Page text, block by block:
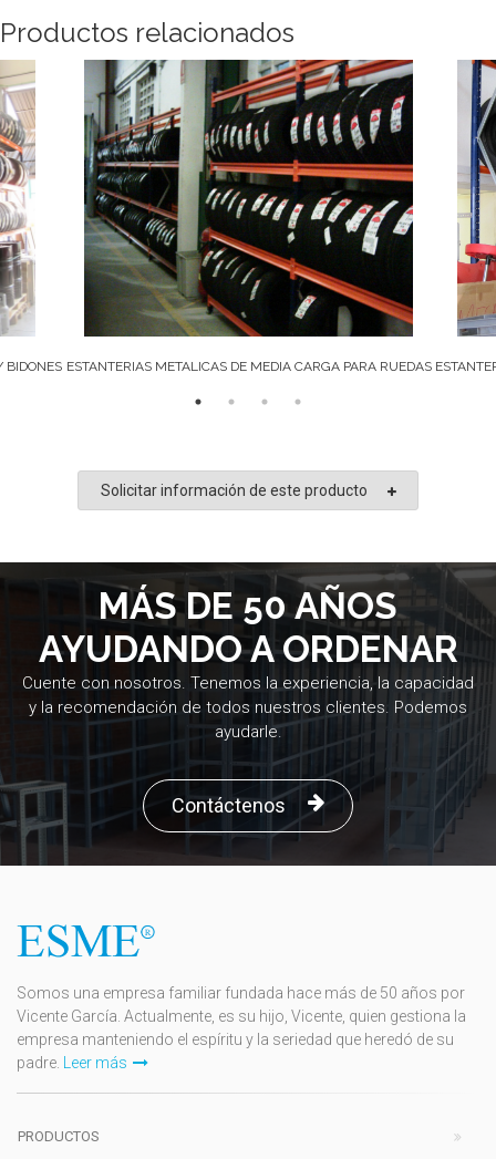
Productos relacionados
BIDONES ESTANTERIAS METALICAS DE MEDIA CARGA PARA RUEDAS
Solicitar información de este producto
MÁS DE 50 AÑOS
AYUDANDO A ORDENAR
Cuente con nosotros. Tenemos la experiencia, la capacidad
y la recomendación de todos nuestros clientes. Podemos
ayudarle.
Contáctenos
Somos una empresa familiar fundada hace más de 50 años por
Vicente García. Actualmente, es su hijo, Vicente, quien gestiona la
empresa manteniendo el espíritu y la seriedad que heredó de su
padre.
Leer más
PRODUCTOS